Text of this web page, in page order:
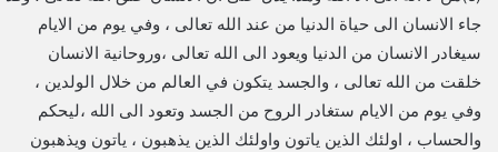
جاء الانسان الى حياة الدنيا من عند الله تعالى ، وفي يوم من الايام
سيغادر الانسان من الدنيا ويعود الى الله تعالى ،وروحانية الانسان
خلقت من الله تعالى ، والجسد يتكون في العالم من خلال الولدين ،
وفي يوم من الايام ستغادر الروح من الجسد وتعود الى الله ،ليحكم
والحساب ، اولئك الذين ياتون واولئك الذين يذهبون ، ياتون ويذهبون